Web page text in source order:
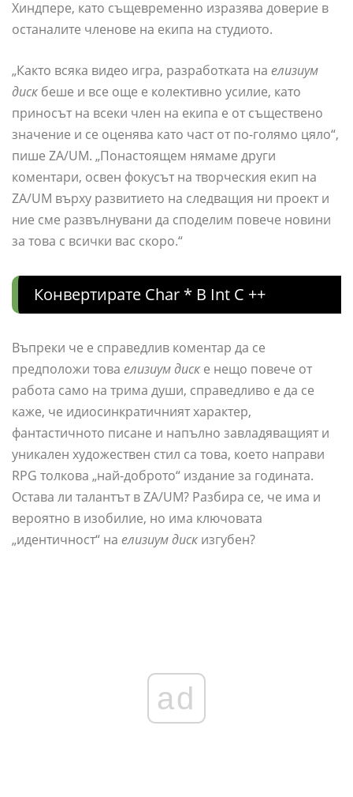
Хиндпере, като същевременно изразява доверие в
останалите членове на екипа на студиото.
„Както всяка видео игра, разработката на елизиум
диск беше и все още е колективно усилие, като
приносът на всеки член на екипа е от съществено
значение и се оценява като част от по-голямо цяло“,
пише ZA/UM. „Понастоящем нямаме други
коментари, освен фокусът на творческия екип на
ZA/UM върху развитието на следващия ни проект и
ние сме развълнувани да споделим повече новини
за това с всички вас скоро.“
Конвертирате Char * В Int C ++
Въпреки че е справедлив коментар да се
предположи това елизиум диск е нещо повече от
работа само на трима души, справедливо е да се
каже, че идиосинкратичният характер,
фантастичното писане и напълно завладяващият и
уникален художествен стил са това, което направи
RPG толкова „най-доброто“ издание за годината.
Остава ли талантът в ZA/UM? Разбира се, че има и
вероятно в изобилие, но има ключовата
„идентичност“ на елизиум диск изгубен?
ad